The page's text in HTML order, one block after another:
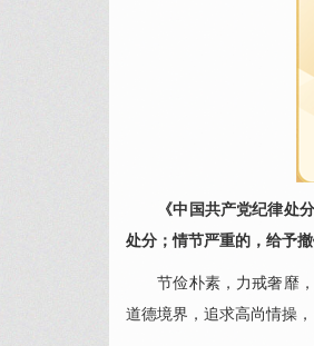
《中国共产党纪律处
处分；情节严重的，给予撤
节俭朴素，力戒奢靡，
道德境界，追求高尚情操